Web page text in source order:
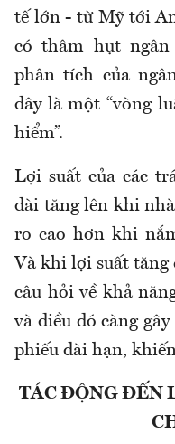
tế lớn - từ Mỹ tới
có thâm hụt
phân tích của
đây là một “vòng
hiểm”.
Lợi suất của các
dài tăng lên khi
ro cao hơn khi
Và khi lợi suất tăng
câu hỏi về khả
và điều đó càng
phiếu dài hạn,
TÁC ĐỘNG ĐẾN